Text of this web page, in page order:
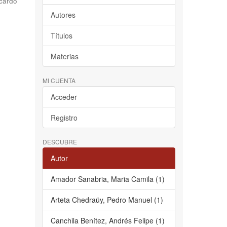
Autores
Títulos
Materias
MI CUENTA
Acceder
Registro
DESCUBRE
Autor
Amador Sanabria, Maria Camila (1)
Arteta Chedraüy, Pedro Manuel (1)
Canchila Benítez, Andrés Felipe (1)